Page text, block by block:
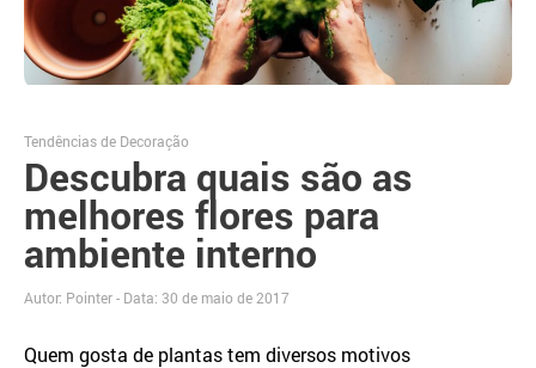
Descubra quais são as
melhores flores para
ambiente interno
Tendências de Decoração
Autor: Pointer - Data: 30 de maio de 2017
Quem gosta de plantas tem diversos motivos